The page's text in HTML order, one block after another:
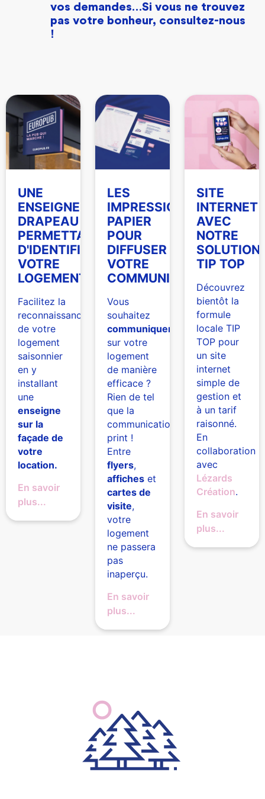
vos demandes…Si vous ne trouvez
pas votre bonheur, consultez-nous
!
UNE
ENSEIGNE
DRAPEAU
PERMETTANT
D'IDENTIFIER
VOTRE
LOGEMENT
Facilitez la
reconnaissance
de votre
logement
saisonnier
en y
installant
une
enseigne
sur la
façade de
votre
location.
En savoir
plus...
LES
IMPRESSIONS
PAPIER
POUR
DIFFUSER
VOTRE
COMMUNICATION
Vous
souhaitez
communiquer
sur votre
logement
de manière
efficace ?
Rien de tel
que la
communication
print !
Entre
flyers,
affiches et
cartes de
visite,
votre
logement
ne passera
pas
inaperçu.
En savoir
plus...
SITE
INTERNET
AVEC
NOTRE
SOLUTION
TIP TOP
Découvrez
bientôt la
formule
locale TIP
TOP pour
un site
internet
simple de
gestion et
à un tarif
raisonné.
En
collaboration
avec
Lézards
Création.
En savoir
plus...